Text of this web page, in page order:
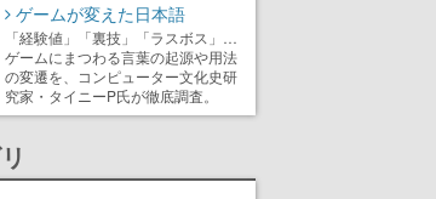
ゲームが変えた日本語
「経験値」「裏技」「ラスボス」…
ゲームにまつわる言葉の起源や用法
の変遷を、コンピューター文化史研
究家・タイニーP氏が徹底調査。